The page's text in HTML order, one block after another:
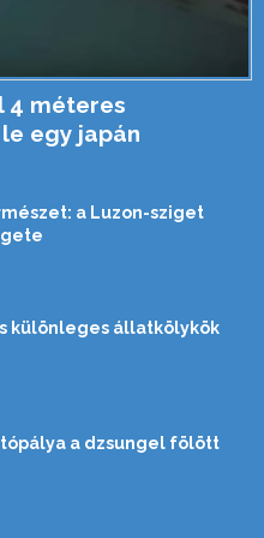
4 méteres
egy japán
a Luzon-sziget
különleges állatkölykök
a dzsungel fölött